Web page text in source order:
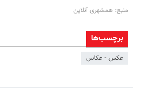
منبع: همشهری آنلاین
برچسب‌ها
عکس - عکاس